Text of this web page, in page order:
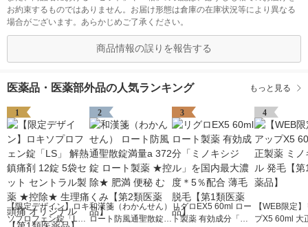
お約束するものではありません。お届け形態は倉庫の在庫状況等により異なる
場合がございます。あらかじめご了承ください。
商品情報の誤りを報告する
医薬品・医薬部外品の人気ランキング もっと見る
1
【限定デザイン】ロキ
ソプロフェン錠「L
2
和漢箋（わかんせん）
ロート防風通聖散錠満
3
リグロEX5 60ml ロー
ト製薬 有効成分「ミ
4
【WEB限定
プX5 60ml 大